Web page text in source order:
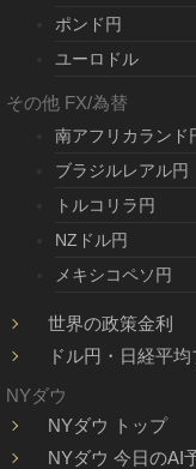
ポンド円
ユーロドル
その他 FX/為替
南アフリカランド
ブラジルレアル円
トルコリラ円
NZドル円
メキシコペソ円
世界の政策金利
ドル円・日経平
NYダウ
NYダウ トップ
NYダウ 今日のAI